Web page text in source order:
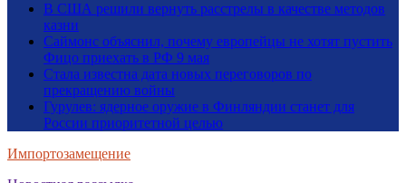
В США решили вернуть расстрелы в качестве методов
казни
Саймонс объяснил, почему европейцы не хотят пустить
Фицо приехать в РФ 9 мая
Стала известна дата новых переговоров по
прекращению войны
Гурулев: ядерное оружие в Финляндии станет для
России приоритетной целью
Импортозамещение